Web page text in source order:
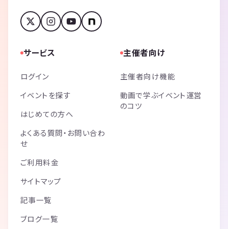
サービス
ログイン
イベントを探す
はじめての方へ
よくある質問・お問い合わ
せ
ご利用料金
サイトマップ
記事一覧
ブログ一覧
主催者向け
主催者向け機能
動画で学ぶイベント運営
のコツ